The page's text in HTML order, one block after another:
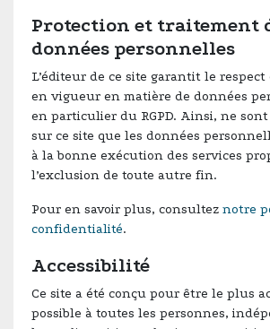
Protection et traitement
données personnelles
L’éditeur de ce site garantit le
en vigueur en matière de données
en particulier du RGPD. Ainsi, ne
sur ce site que les données
à la bonne exécution des services
l’exclusion de toute autre fin.
Pour en savoir plus, consultez notre
confidentialité.
Accessibilité
Ce site a été conçu pour être le plus
possible à toutes les personnes,